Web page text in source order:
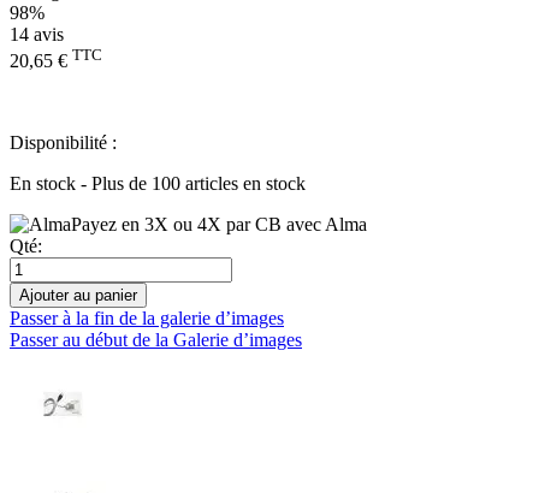
98%
14 avis
20,65 € TTC
Disponibilité :
En stock - Plus de 100 articles en stock
Payez en 3X ou 4X par CB avec Alma
Qté:
Ajouter au panier
Passer à la fin de la galerie d’images
Passer au début de la Galerie d’images